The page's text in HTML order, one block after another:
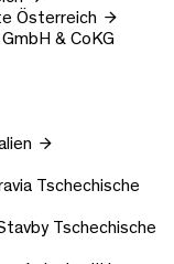
Österreich
& CoKG
Tschechische
Tschechische